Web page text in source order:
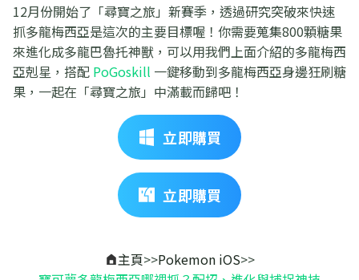
12月份開始了「尋寶之旅」新賽季，透過研究突破來快速
抓多龍梅西亞是這次的主要目標喔！你需要蒐集800顆糖果
來進化成多龍巴魯托神獸，可以用我們上面介紹的多龍梅西
亞剋星，搭配 PoGoskill 一鍵移動到多龍梅西亞身邊狂刷糖
果，一起在「尋寶之旅」中滿載而歸吧！
立即購買
立即購買
主頁>>Pokemon iOS>>